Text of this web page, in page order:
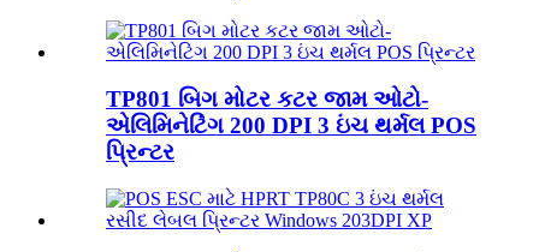
TP801 બિગ મોટર કટર જામ ઓટો-
એલિમિનેટિંગ 200 DPI 3 ઇંચ થર્મલ POS
પ્રિન્ટર